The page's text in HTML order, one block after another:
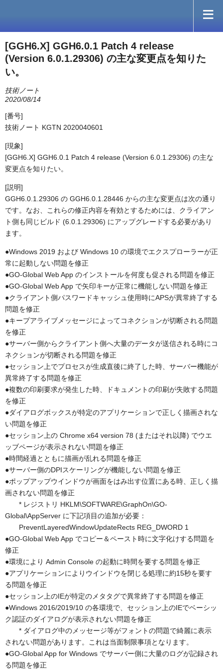
[GGH6.X] GGH6.0.1 Patch 4 release
(Version 6.0.1.29306) の主な変更点を知りた
い。
技術ノート
2020/08/14
[番号]
技術ノート KGTN 2020040601
[現象]
[GGH6.X] GGH6.0.1 Patch 4 release (Version 6.0.1.29306) の主な
変更点を知りたい。
[説明]
GGH6.0.1.29306 の GGH6.0.1.28446 からの主な変更点は次の通り
です。なお、これらの修正内容を有効とするためには、クライアン
ト側も同じビルド (6.0.1.29306) にアップグレードする必要があり
ます。
●Windows 2019 および Windows 10 の環境でエクスプローラーが正
常に起動しない問題を修正
●GO-Global Web App のインストールを何度も促される問題を修正
●GO-Global Web App で矢印キーが正常に機能しない問題を修正
●クライアント側パスワードキャッシュ使用時にAPSが異常終了する
問題を修正
●キープアライブメッセージによってコネクションが切断される問題
を修正
●サーバー側からクライアント側へ大量のデータが送信される時にコ
ネクションが切断される問題を修正
●セッション上でプロセスが生成直後に終了した時、サーバー機能が
異常終了する問題を修正
●複数の印刷要求が発生した時、ドキュメントの印刷が失敗する問題
を修正
●ダイアログボックスが特定のアプリケーションで正しく描画されな
い問題を修正
●セッション上の Chrome x64 version 78 (またはそれ以降) でウエ
ッブページが表示されない問題を修正
●時間経過とともに描画が乱れる問題を修正
●サーバー側のDPIスケーリングが機能しない問題を修正
●ポップアップウインドウが画面をはみ出す位置にある時、正しく描
画されない問題を修正
* レジストリ HKLM\SOFTWARE\GraphOn\GO-
Global\AppServer に下記項目の追加が必要：
PreventLayeredWindowUpdateRects REG_DWORD 1
●GO-Global Web App でコピー＆ペースト時に文字化けする問題を
修正
●環境により Admin Console の起動に時間を要する問題を修正
●アプリケーションによりウインドウを閉じる処理に約15秒を要す
る問題を修正
●セッション上のIEが特定のメタタグで異常終了する問題を修正
●Windows 2016/2019/10 の各環境で、セッション上のIEでベーシッ
ク認証のダイアログが表示されない問題を修正
* ダイアログ中のメッセージ等がフォントの問題で綺麗に表示
されない問題があります。これは当面制限事項となります。
●GO-Global App for Windows でサーバー側に大量のログが記録され
る問題を修正